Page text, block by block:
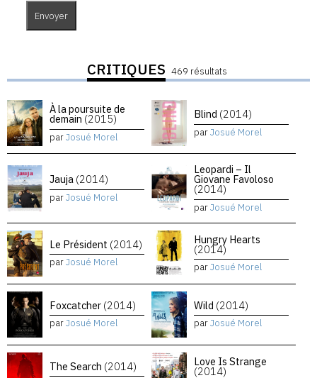
CRITIQUES 469 résultats
À la poursuite de
demain (2015)
parJosué Morel
Blind (2014)
parJosué Morel
Jauja (2014)
parJosué Morel
Leopardi – Il
Giovane Favoloso
(2014)
parJosué Morel
Le Président (2014)
parJosué Morel
Hungry Hearts
(2014)
parJosué Morel
Foxcatcher (2014)
parJosué Morel
Wild (2014)
parJosué Morel
The Search (2014) Love Is Strange
(2014)